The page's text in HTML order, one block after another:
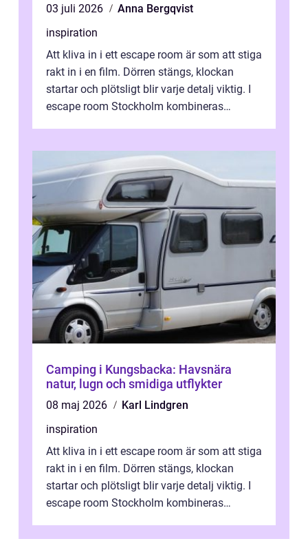
03 juli 2026
Anna Bergqvist
inspiration
Att kliva in i ett escape room är som att stiga
rakt in i en film. Dörren stängs, klockan
startar och plötsligt blir varje detalj viktig. I
escape room Stockholm kombineras
Camping i Kungsbacka: Havsnära
natur, lugn och smidiga utflykter
08 maj 2026
Karl Lindgren
inspiration
Att kliva in i ett escape room är som att stiga
rakt in i en film. Dörren stängs, klockan
startar och plötsligt blir varje detalj viktig. I
escape room Stockholm kombineras